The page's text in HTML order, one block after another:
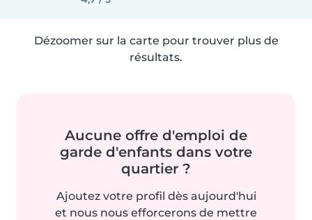
Dézoomer sur la carte pour trouver plus de
résultats.
Aucune offre d'emploi de
garde d'enfants dans votre
quartier ?
Ajoutez votre profil dès aujourd'hui
et nous nous efforcerons de mettre